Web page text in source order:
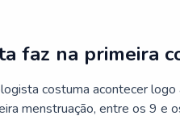
faz na primeira
costuma acontecer
menstruação, entre os 9 e